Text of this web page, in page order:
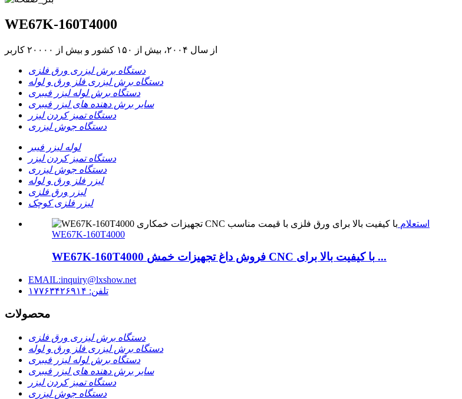
WE67K-160T4000
از سال ۲۰۰۴، بیش از ۱۵۰ کشور و بیش از ۲۰۰۰۰ کاربر
دستگاه برش لیزری ورق فلزی
دستگاه برش لیزری فلز ورق و لوله
دستگاه برش لوله لیزر فیبری
سایر برش دهنده های لیزر فیبری
دستگاه تمیز کردن لیزر
دستگاه جوش لیزری
لوله لیزر فیبر
دستگاه تمیز کردن لیزر
دستگاه جوش لیزری
لیزر فلز ورق و لوله
لیزر ورق فلزی
لیزر فلزی کوچک
استعلام
WE67K-160T4000
WE67K-160T4000 فروش داغ تجهیزات خمش CNC با کیفیت بالا برای ...
EMAIL:inquiry@lxshow.net
تلفن: ۱۷۷۶۳۴۲۶۹۱۴
محصولات
دستگاه برش لیزری ورق فلزی
دستگاه برش لیزری فلز ورق و لوله
دستگاه برش لوله لیزر فیبری
سایر برش دهنده های لیزر فیبری
دستگاه تمیز کردن لیزر
دستگاه جوش لیزری